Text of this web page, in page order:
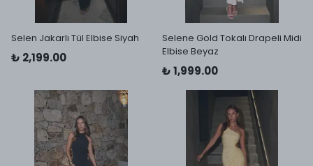
Selen Jakarlı Tül Elbise Siyah
₺ 2,199.00
Selene Gold Tokalı Drapeli Midi
Elbise Beyaz
₺ 1,999.00